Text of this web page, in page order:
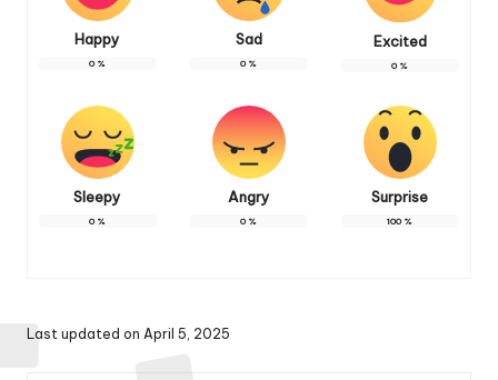
Happy
0%
Sad
0%
Excited
0%
Sleepy
0%
Angry
0%
Surprise
100%
Last updated on April 5, 2025